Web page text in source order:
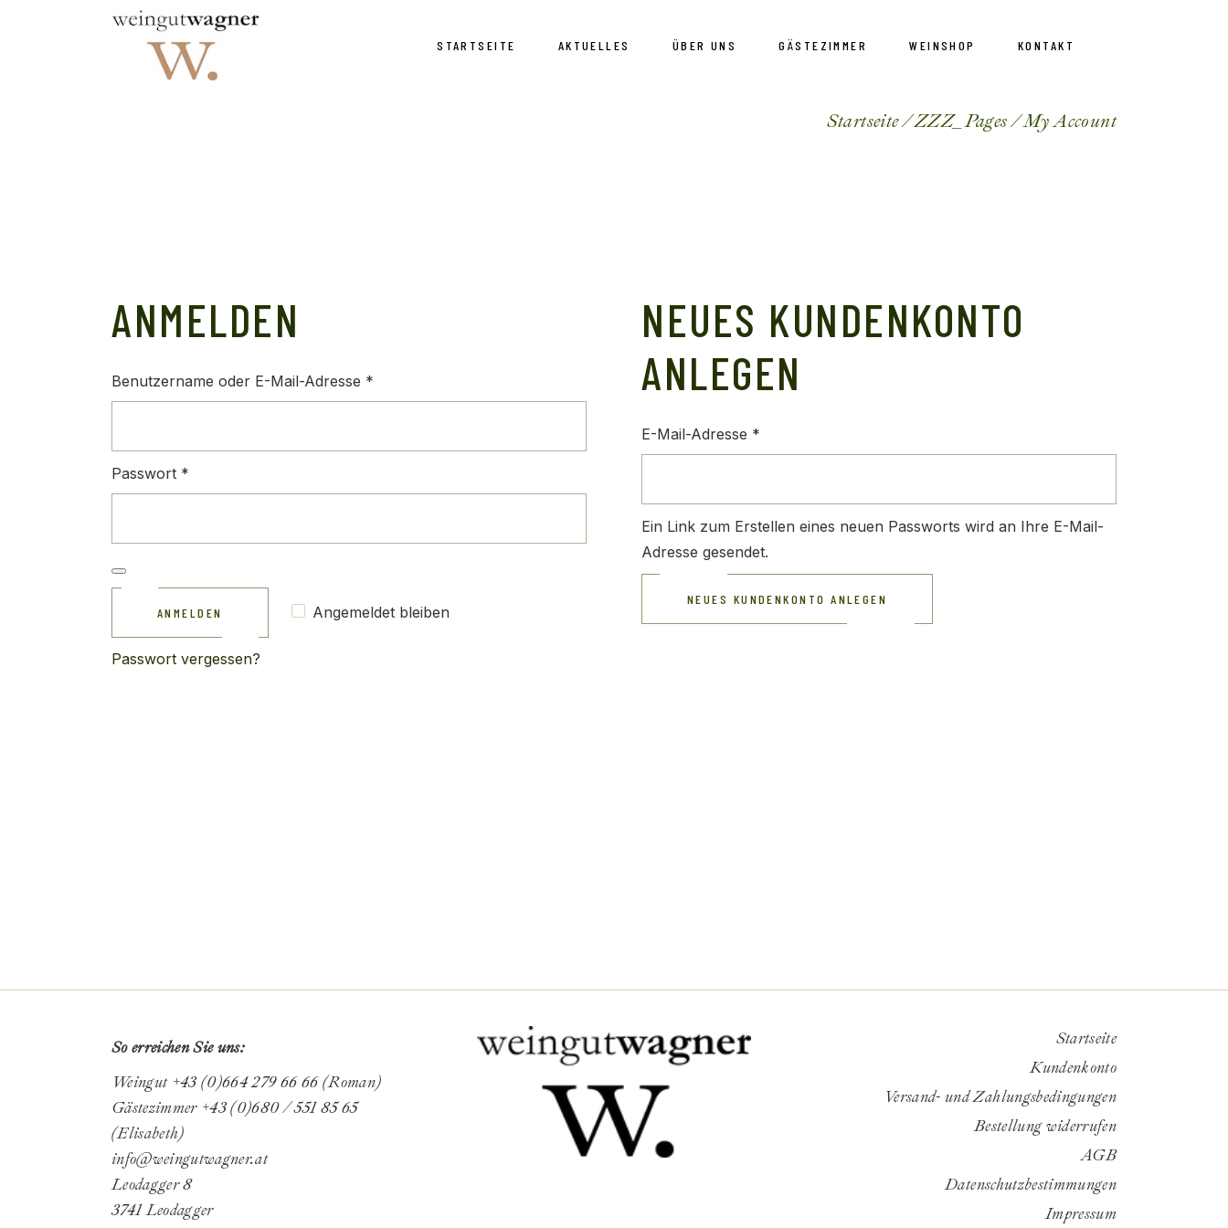
STARTSEITE AKTUELLES ÜBER UNS GÄSTEZIMMER WEINSHOP KONTAKT
Startseite ZZZ_Pages My Account
ANMELDEN
Benutzername oder E-Mail-Adresse *
Passwort *
Angemeldet bleiben
ANMELDEN
Passwort vergessen?
NEUES KUNDENKONTO
ANLEGEN
E-Mail-Adresse *
Ein Link zum Erstellen eines neuen Passworts wird an Ihre E-Mail-
Adresse gesendet.
NEUES KUNDENKONTO ANLEGEN
So erreichen Sie uns:
Weingut +43 (0)664 279 66 66 (Roman)
Gästezimmer +43 (0)680 / 551 85 65
(Elisabeth)
info@weingutwagner.at
Leodagger 8
3741 Leodagger
Startseite
Kundenkonto
Versand- und Zahlungsbedingungen
Bestellung widerrufen
AGB
Datenschutzbestimmungen
Impressum